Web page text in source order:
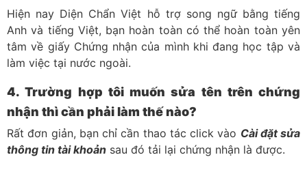
Hiện nay Diện Chẩn Việt hỗ trợ song ngữ bằng tiếng
Anh và tiếng Việt, bạn hoàn toàn có thể hoàn toàn yên
tâm về giấy Chứng nhận của mình khi đang học tập và
làm việc tại nước ngoài.
4. Trường hợp tôi muốn sửa tên trên chứng
nhận thì cần phải làm thế nào?
Rất đơn giản, bạn chỉ cần thao tác click vào Cài đặt sửa
thông tin tài khoản sau đó tải lại chứng nhận là được.